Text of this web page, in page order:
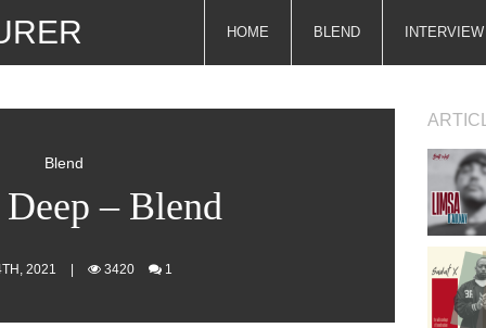
HOME BLEND INTERVIEW
Blend
– Blend
2021 3420 1